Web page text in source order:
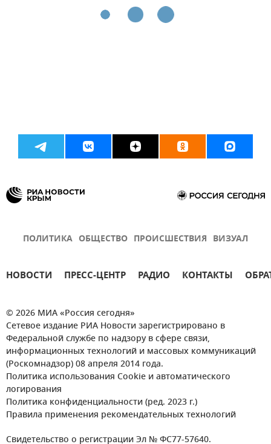
ПОЛИТИКА ОБЩЕСТВО ПРОИСШЕСТВИЯ ВИЗУАЛ
НОВОСТИ ПРЕСС-ЦЕНТР РАДИО КОНТАКТЫ
© 2026 МИА «Россия сегодня»
Сетевое издание РИА Новости зарегистрировано в
Федеральной службе по надзору в сфере связи,
информационных технологий и массовых коммуникаций
(Роскомнадзор) 08 апреля 2014 года.
Политика использования Cookie и автоматического
логирования
Политика конфиденциальности (ред. 2023 г.)
Правила применения рекомендательных технологий
Свидетельство о регистрации Эл № ФС77-57640.